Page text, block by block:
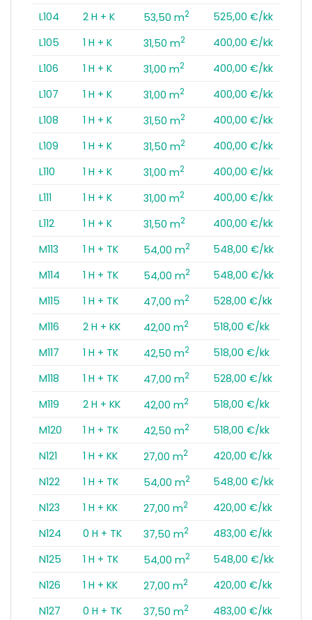
L104
2 H + K 53,50 m2
525,00 €/kk
L105
1 H + K 31,50 m2
400,00 €/kk
L106
1 H + K 31,00 m2
400,00 €/kk
L107
1 H + K 31,00 m2
400,00 €/kk
L108
1 H + K 31,50 m2
400,00 €/kk
L109
1 H + K 31,50 m2
400,00 €/kk
L110
1 H + K 31,00 m2
400,00 €/kk
L111
1 H + K 31,00 m2
400,00 €/kk
L112
1 H + K 31,50 m2
400,00 €/kk
M113
1 H + TK 54,00 m2
548,00 €/kk
M114
1 H + TK 54,00 m2
548,00 €/kk
M115
1 H + TK 47,00 m2
528,00 €/kk
M116
2 H + KK 42,00 m2
518,00 €/kk
M117
1 H + TK 42,50 m2
518,00 €/kk
M118
1 H + TK 47,00 m2
528,00 €/kk
M119
2 H + KK 42,00 m2
518,00 €/kk
M120
1 H + TK 42,50 m2
518,00 €/kk
N121
1 H + KK 27,00 m2
420,00 €/kk
N122
1 H + TK 54,00 m2
548,00 €/kk
N123
1 H + KK 27,00 m2
420,00 €/kk
N124
0 H + TK 37,50 m2
483,00 €/kk
N125
1 H + TK 54,00 m2
548,00 €/kk
N126
1 H + KK 27,00 m2
420,00 €/kk
N127
0 H + TK 37,50 m2
483,00 €/kk